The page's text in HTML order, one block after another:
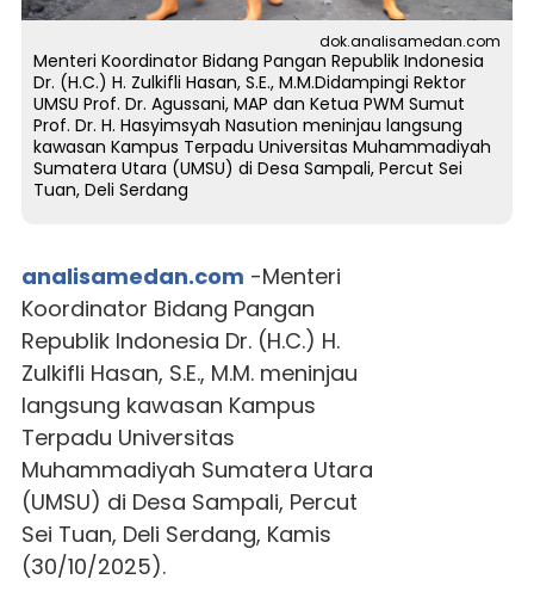
dok.analisamedan.com
Menteri Koordinator Bidang Pangan Republik Indonesia
Dr. (H.C.) H. Zulkifli Hasan, S.E., M.M.Didampingi Rektor
UMSU Prof. Dr. Agussani, MAP dan Ketua PWM Sumut
Prof. Dr. H. Hasyimsyah Nasution meninjau langsung
kawasan Kampus Terpadu Universitas Muhammadiyah
Sumatera Utara (UMSU) di Desa Sampali, Percut Sei
Tuan, Deli Serdang
analisamedan.com -Menteri
Koordinator Bidang Pangan
Republik Indonesia Dr. (H.C.) H.
Zulkifli Hasan, S.E., M.M. meninjau
langsung kawasan Kampus
Terpadu Universitas
Muhammadiyah Sumatera Utara
(UMSU) di Desa Sampali, Percut
Sei Tuan, Deli Serdang, Kamis
(30/10/2025).